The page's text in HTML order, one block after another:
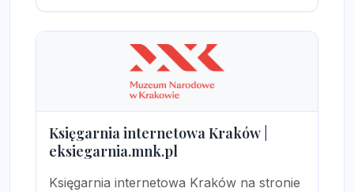
Księgarnia internetowa Kraków |
eksiegarnia.mnk.pl
Księgarnia internetowa Kraków na stronie